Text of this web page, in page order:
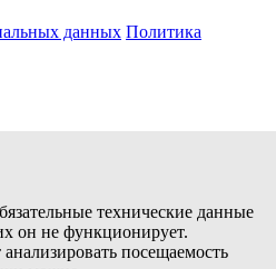
данных Политика
технические данные
он не функционирует.
посещаемость